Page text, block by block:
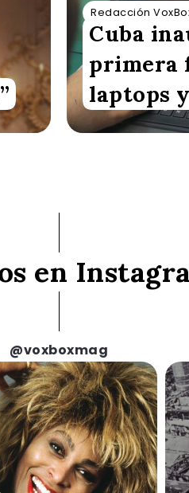
Redacción
Cuba
primera
laptops
en
@voxboxmag